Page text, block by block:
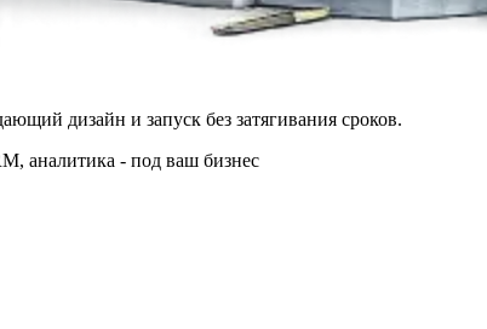
дизайн и запуск без затягивания сроков.
аналитика - под ваш бизнес